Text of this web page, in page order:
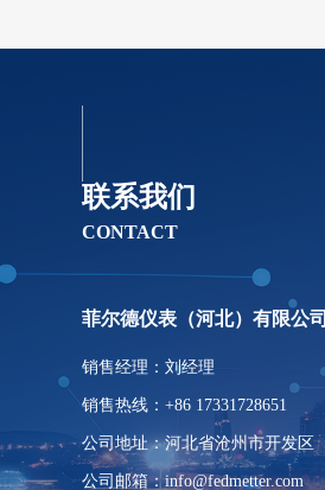
联系我们
CONTACT
菲尔德仪表（河北）有限公司
销售经理：刘经理
销售热线：+86 17331728651
公司地址：河北省沧州市开发区
公司邮箱：info@fedmetter.com